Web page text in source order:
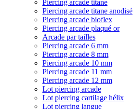
Piercing arcade titane
Piercing arcade titane anodisé
Piercing arcade bioflex
Piercing arcade plaqué or
Arcade par tailles
Piercing arcade 6 mm
Piercing arcade 8 mm
Piercing arcade 10 mm
Piercing arcade 11 mm
Piercing arcade 12 mm
Lot piercing arcade
Lot piercing cartilage hélix
Lot piercing langue